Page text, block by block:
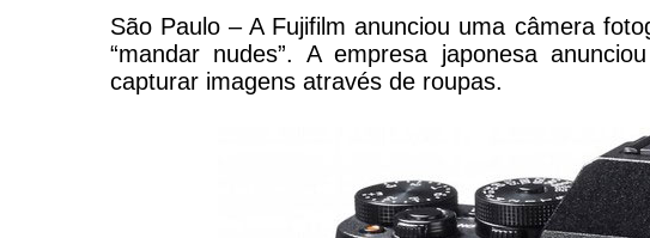
São Paulo – A Fujifilm anunciou uma câmera
“mandar nudes”. A empresa japonesa
capturar imagens através de roupas.